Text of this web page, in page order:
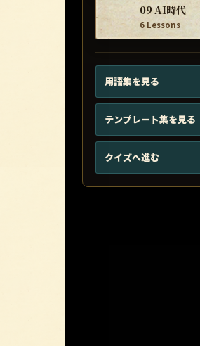
09 AI時代
6 Lessons
用語集を見る
テンプレート集を見る
クイズへ進む